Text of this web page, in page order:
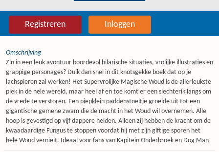
Registreren Inloggen
Omschrijving
Zin in een leuk avontuur boordevol hilarische situaties, vrolijke illustraties en
grappige personages? Duik dan snel in dit knotsgekke boek dat op je
lachspieren zal werken! Het Supervrolijke Magische Woud is de allerleukste
plek in de hele wereld, maar heel af en toe komt er een slechterik langs om
de vrede te verstoren. Een piepklein paddenstoeltje groeide uit tot een
gigantische gemene zwam die de macht in het Woud wil overnemen. Alle
hoop is gevestigd op vijf dappere helden. Alleen zij hebben de kracht om de
kwaadaardige Fungus te stoppen voordat hij met zijn giftige sporen het
hele Woud vernielt. Ideaal voor fans van Kapitein Onderbroek en Dog Man